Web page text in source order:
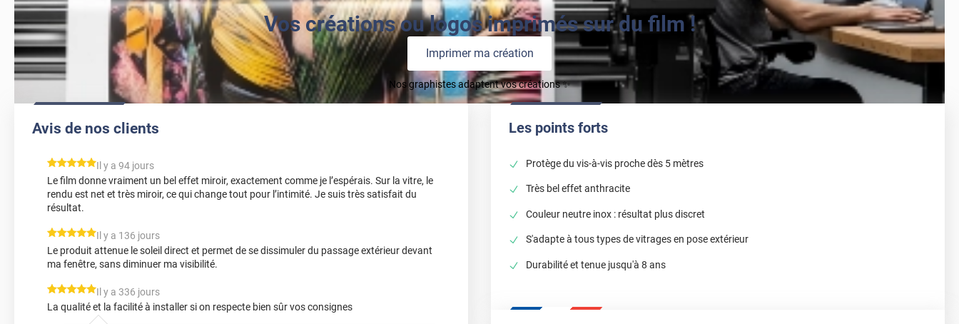
Vos créations ou logos imprimés sur du film !
Imprimer ma création
Nos graphistes adaptent vos créations ✨
Avis de nos clients
*****
Il y a 94 jours
Le film donne vraiment un bel effet miroir, exactement comme je l’espérais. Sur la vitre, le
rendu est net et très miroir, ce qui change tout pour l’intimité. Je suis très satisfait du
résultat.
*****
Il y a 136 jours
Le produit attenue le soleil direct et permet de se dissimuler du passage extérieur devant
ma fenêtre, sans diminuer ma visibilité.
*****
Il y a 336 jours
La qualité et la facilité à installer si on respecte bien sûr vos consignes
Les points forts
Protège du vis-à-vis proche dès 5 mètres
Très bel effet anthracite
Couleur neutre inox : résultat plus discret
S'adapte à tous types de vitrages en pose extérieur
Durabilité et tenue jusqu'à 8 ans